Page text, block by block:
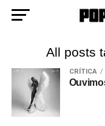
All posts
CRÍTICA